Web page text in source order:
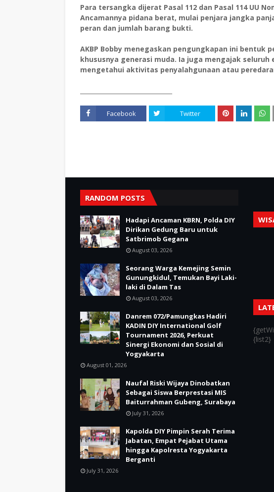
Para tersangka dijerat Pasal 112 dan Pasal 114 UU
Ancamannya pidana berat, mulai penjara jangka
peran dan jumlah barang bukti.
AKBP Bobby menegaskan pengungkapan ini bentuk
khususnya generasi muda. Ia juga mengajak
mengetahui aktivitas penyalahgunaan atau
Facebook Twitter
RANDOM POSTS
Hadapi Ancaman KBRN, Polda DIY
Dirikan Gedung Baru untuk
Satbrimob Gegana
August 03, 2026
Seorang Warga Kemejing Semin
Gunungkidul, Temukan Bayi Laki-
laki di Dalam Tas
August 03, 2026
Danrem 072/Pamungkas Hadiri
KADIN DIY International Golf
Tournament 2026, Perkuat
Sinergi Ekonomi dan Sosial di
Yogyakarta
August 01, 2026
Naufal Riski Wijaya Dinobatkan
Sebagai Siswa Berprestasi MIS
Baiturrahman Gubeng, Surabaya
July 31, 2026
Kapolda DIY Pimpin Serah Terima
Jabatan, Empat Pejabat Utama
hingga Kapolresta Yogyakarta
Berganti
July 31, 2026
{list2}